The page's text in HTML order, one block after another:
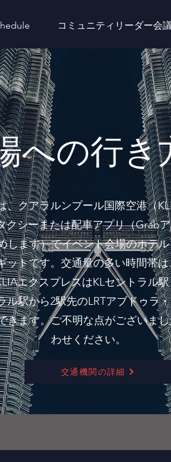
コミュニティリーダー会
への行き
、クアラルンプール国際空港（
クシーまたは配車アプリ（Grab
します）でイベント会場のホテ
ットです。交通量の多い時間帯
エクスプレスはKLセントラル
ル駅から2駅先のLRTアブドゥラ
きます。ご不明な点がございま
わせください。
交通機関の詳細